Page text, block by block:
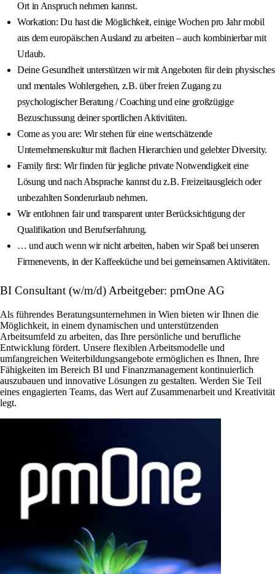
Ort in Anspruch nehmen kannst.
Workation: Du hast die Möglichkeit, einige Wochen pro Jahr mobil
aus dem europäischen Ausland zu arbeiten – auch kombinierbar mit
Urlaub.
Deine Gesundheit unterstützen wir mit Angeboten für dein physisches
und mentales Wohlergehen, z.B. über freien Zugang zu
psychologischer Beratung / Coaching und eine großzügige
Bezuschussung deiner sportlichen Aktivitäten.
Come as you are: Wir stehen für eine wertschätzende
Unternehmenskultur mit flachen Hierarchien und gelebter Diversity.
Family first: Wir finden für jegliche private Notwendigkeit eine
Lösung und nach Absprache kannst du z.B. Freizeitausgleich oder
unbezahlten Sonderurlaub nehmen.
Wir entlohnen fair und transparent unter Berücksichtigung der
Qualifikation und Berufserfahrung.
… und auch wenn wir nicht arbeiten, haben wir Spaß bei unseren
Firmenevents, in der Kaffeeküche und bei gemeinsamen Aktivitäten.
BI Consultant (w/m/d) Arbeitgeber: pmOne AG
Als führendes Beratungsunternehmen in Wien bieten wir Ihnen die
Möglichkeit, in einem dynamischen und unterstützenden
Arbeitsumfeld zu arbeiten, das Ihre persönliche und berufliche
Entwicklung fördert. Unsere flexiblen Arbeitsmodelle und
umfangreichen Weiterbildungsangebote ermöglichen es Ihnen, Ihre
Fähigkeiten im Bereich BI und Finanzmanagement kontinuierlich
auszubauen und innovative Lösungen zu gestalten. Werden Sie Teil
eines engagierten Teams, das Wert auf Zusammenarbeit und Kreativität
legt.